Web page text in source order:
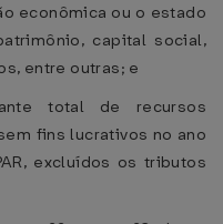
econômica ou o estado
capital social,
entre outras; e
total de recursos
fins lucrativos no ano
excluídos os tributos